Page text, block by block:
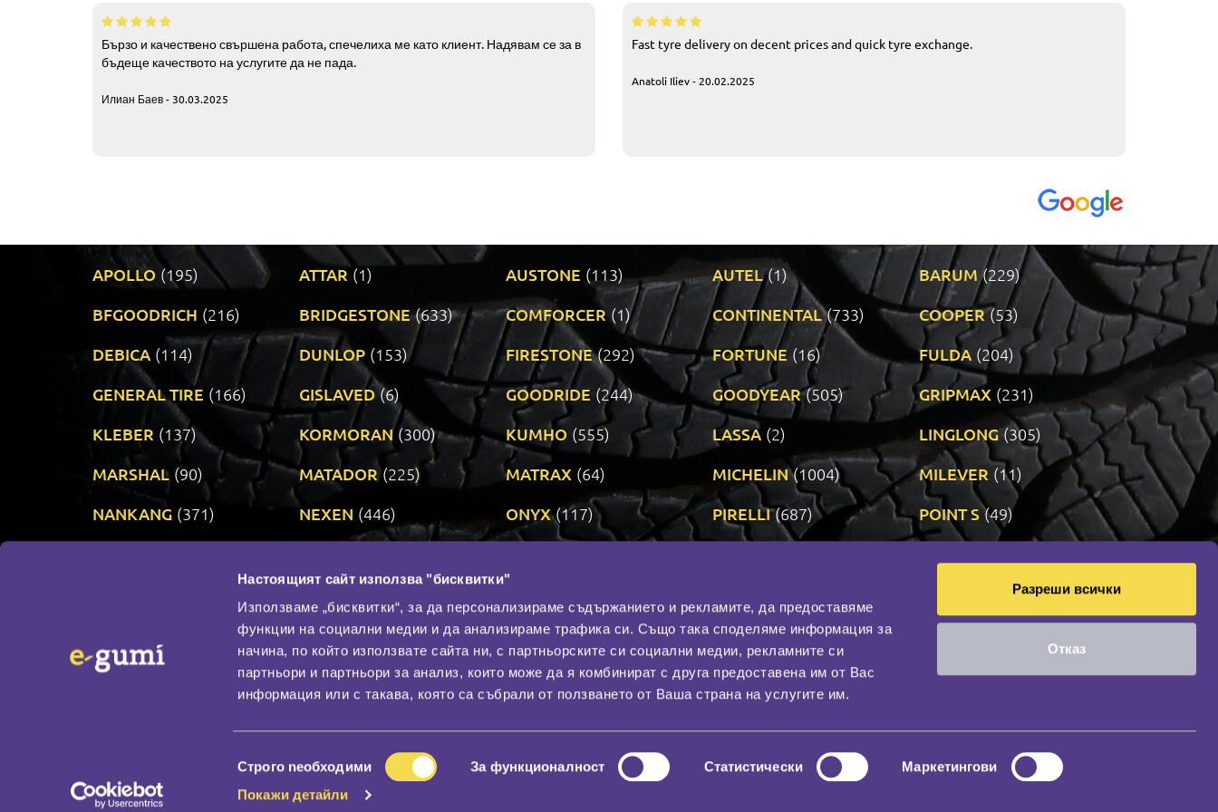
Настоящият сайт използва "бисквитки"
Използваме „бисквитки“, за да персонализираме съдържанието и рекламите, да предоставяме
функции на социални медии и да анализираме трафика си. Също така споделяме информация за
начина, по който използвате сайта ни, с партньорските си социални медии, рекламните си
партньори и партньори за анализ, които може да я комбинират с друга предоставена им от Вас
информация или с такава, която са събрали от ползването от Ваша страна на услугите им.
на
съгласие
Строго nеобходими За функционалност Статистически
Маркетингови
Покажи детайли
Разреши всички
Отказ
Бързо и качествено свършена работа, спечелиха ме като клиент. Надявам се за в
бъдеще качеството на услугите да не пада.
Илиан Баев - 30.03.2025
Fast tyre delivery on decent prices and quick tyre exchange.
Anatoli Iliev - 20.02.2025
APOLLO (195) ATTAR (1) AUSTONE (113) AUTEL (1) BARUM (229)
BFGOODRICH (216) BRIDGESTONE (633) COMFORCER (1) CONTINENTAL (733) COOPER (53)
DEBICA (114) DUNLOP (153) FIRESTONE (292) FORTUNE (16) FULDA (204)
GENERAL TIRE (166) GISLAVED (6) GOODRIDE (244) GOODYEAR (505) GRIPMAX (231)
KLEBER (137) KORMORAN (300) KUMHO (555) LASSA (2) LINGLONG (305)
MARSHAL (90) MATADOR (225) MATRAX (64) MICHELIN (1004) MILEVER (11)
NANKANG (371) NEXEN (446) ONYX (117) PIRELLI (687) POINT S (49)
VREDESTEIN (469)
По бранд
Промотирани гуми
Доставка и плащане
Политика за поверителност
Контакти
За нас
Гаранция
Социална мрежа
НАШИЯТ БЛОГ